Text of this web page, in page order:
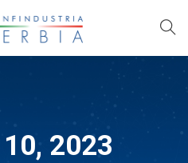
2023